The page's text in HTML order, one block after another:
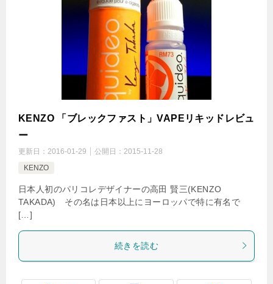
KENZO 「ブレックファスト」VAPEリキッドレビュ
ー
更新日： 2016-01-29 公開日： 2015-11-28
KENZO
日本人初のパリコレデザイナーの高田 賢三(KENZO
TAKADA) その名は日本以上にヨーロッパで特に有名で
[…]
続きを読む